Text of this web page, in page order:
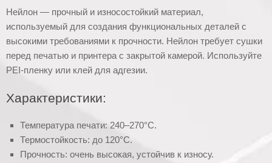
Нейлон — прочный и износостойкий материал,
используемый для создания функциональных деталей с
высокими требованиями к прочности. Нейлон требует сушки
перед печатью и принтера с закрытой камерой. Используйте
PEI-пленку или клей для адгезии.
Характеристики:
Температура печати: 240–270°C.
Термостойкость: до 120°C.
Прочность: очень высокая, устойчив к износу.